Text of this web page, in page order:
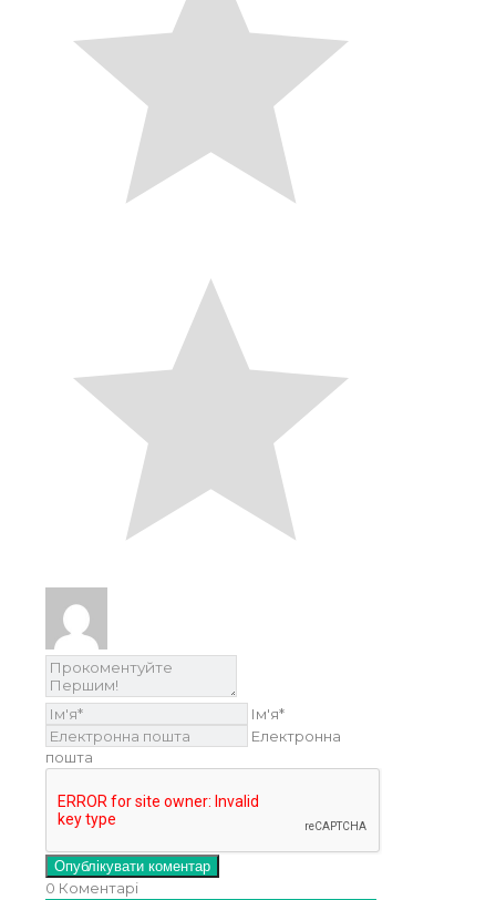
Ім'я*
Електронна
пошта
0 Коментарі